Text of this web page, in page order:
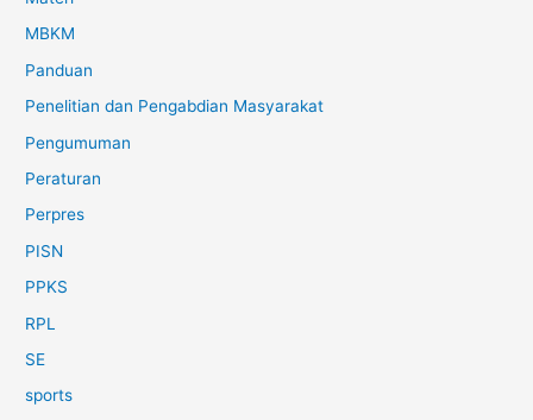
MBKM
Panduan
Penelitian dan Pengabdian Masyarakat
Pengumuman
Peraturan
Perpres
PISN
PPKS
RPL
SE
sports